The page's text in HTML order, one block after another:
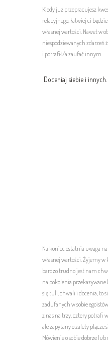
Kiedy już przepracujesz
relacyjnego, łatwiej ci
własnej wartości. Nawet w
niespodziewanych zdarzeń
i potrafił/a zaufać innym.
Doceniaj siebie i innych.
Na koniec ostatnia uwaga
własnej wartości. Żyjemy
bardzo trudno jest nam
na pokolenia przekazywane
się tuli, chwali i docenia, to
zadufanych w sobie
z nas na trzy, cztery potrafi
ale zapytany o zalety plącze
Mówienie o sobie dobrze